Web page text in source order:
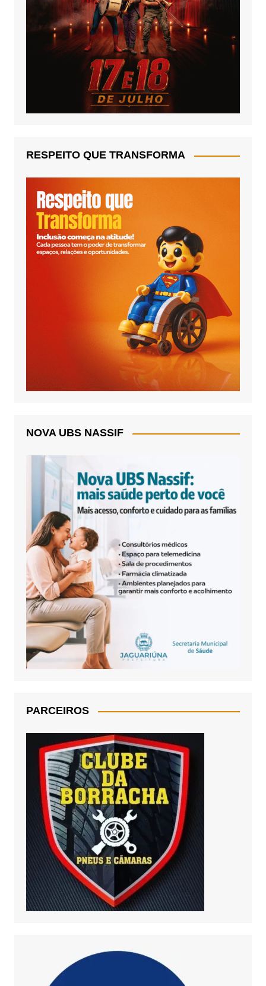
RESPEITO QUE TRANSFORMA
NOVA UBS NASSIF
PARCEIROS